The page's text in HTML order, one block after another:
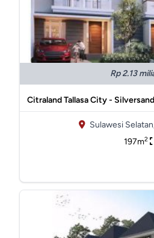
Rp 2.13
Citraland Tallasa City -
Sulawesi
197m2